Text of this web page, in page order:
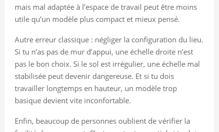
mais mal adaptée à l’espace de travail peut être moins
utile qu’un modèle plus compact et mieux pensé.
Autre erreur classique : négliger la configuration du lieu.
Si tu n’as pas de mur d’appui, une échelle droite n’est
pas le bon choix. Si le sol est irrégulier, une échelle mal
stabilisée peut devenir dangereuse. Et si tu dois
travailler longtemps en hauteur, un modèle trop
basique devient vite inconfortable.
Enfin, beaucoup de personnes oublient de vérifier la